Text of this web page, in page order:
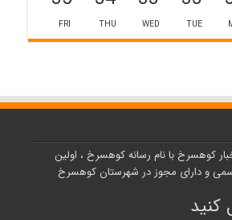
TUE
WED
THU
FRI
کوهسرخ با نام رسانه کوهسرخ ، اولین
و دارای مجوز در شهرستان کوهسرخ
کنید